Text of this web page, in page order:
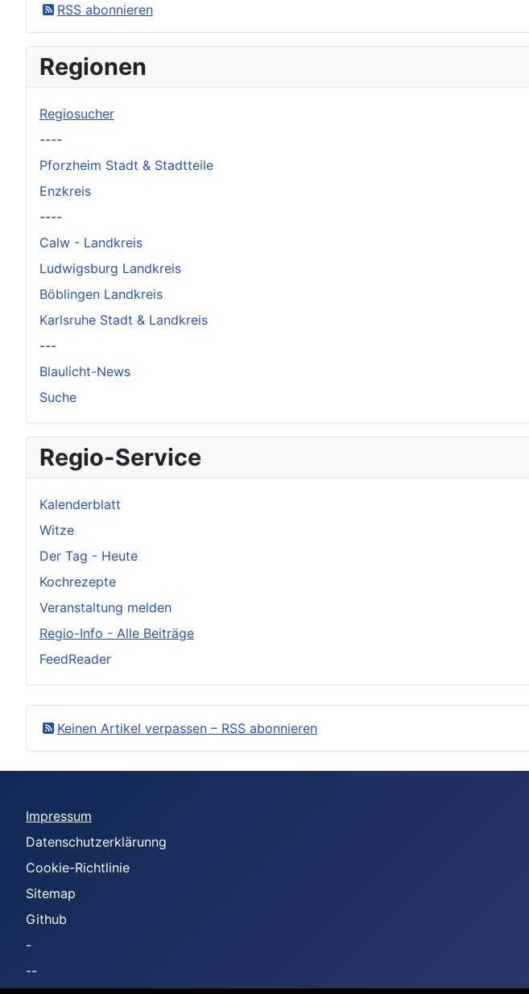
RSS abonnieren
Regionen
Regiosucher
----
Pforzheim Stadt & Stadtteile
Enzkreis
----
Calw - Landkreis
Ludwigsburg Landkreis
Böblingen Landkreis
Karlsruhe Stadt & Landkreis
---
Blaulicht-News
Suche
Regio-Service
Kalenderblatt
Witze
Der Tag - Heute
Kochrezepte
Veranstaltung melden
Regio-Info - Alle Beiträge
FeedReader
Keinen Artikel verpassen – RSS abonnieren
Impressum
Datenschutzerklärunng
Cookie-Richtlinie
Sitemap
Github
-
--